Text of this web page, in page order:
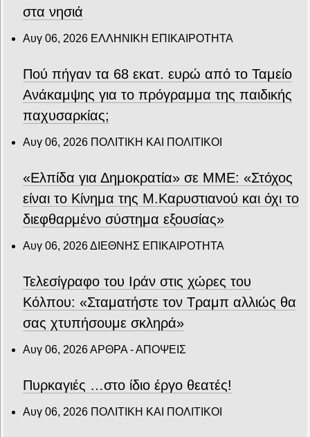
στα νησιά
Αυγ 06, 2026 ΕΛΛΗΝΙΚΗ ΕΠΙΚΑΙΡΟΤΗΤΑ
Πού πήγαν τα 68 εκατ. ευρώ από το Ταμείο
Ανάκαμψης για το πρόγραμμα της παιδικής
παχυσαρκίας;
Αυγ 06, 2026 ΠΟΛΙΤΙΚΗ ΚΑΙ ΠΟΛΙΤΙΚΟΙ
«Ελπίδα για Δημοκρατία» σε ΜΜΕ: «Στόχος
είναι το Κίνημα της Μ.Καρυστιανού και όχι το
διεφθαρμένο σύστημα εξουσίας»
Αυγ 06, 2026ΔΙΕΘΝΗΣ ΕΠΙΚΑΙΡΟΤΗΤΑ
Τελεσίγραφο του Ιράν στις χώρες του
Κόλπου: «Σταματήστε τον Τραμπ αλλιώς θα
σας χτυπήσουμε σκληρά»
Αυγ 06, 2026ΑΡΘΡΑ - ΑΠΟΨΕΙΣ
Πυρκαγιές …στο ίδιο έργο θεατές!
Αυγ 06, 2026 ΠΟΛΙΤΙΚΗ ΚΑΙ ΠΟΛΙΤΙΚΟΙ